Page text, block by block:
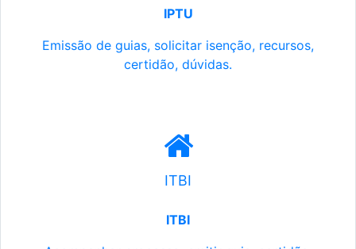
IPTU
Emissão de guias, solicitar isenção, recursos,
certidão, dúvidas.
ITBI
ITBI